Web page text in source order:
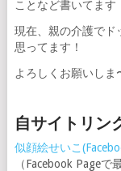
ことなど書いてます
現在、親の介護でド
思ってます！
よろしくお願いしま
自サイトリン
似顔絵せいこ
（Facebook Pageで